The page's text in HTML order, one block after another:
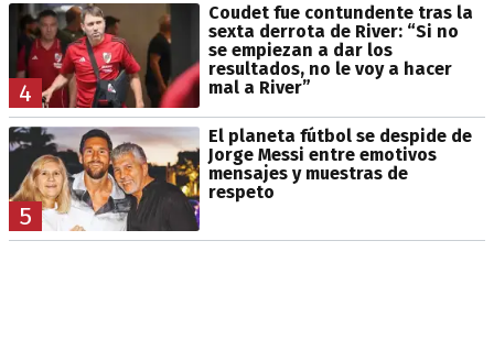
4
Coudet fue contundente tras la
sexta derrota de River: “Si no
se empiezan a dar los
resultados, no le voy a hacer
mal a River”
5
El planeta fútbol se despide de
Jorge Messi entre emotivos
mensajes y muestras de
respeto